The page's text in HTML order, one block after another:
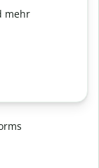
mehr